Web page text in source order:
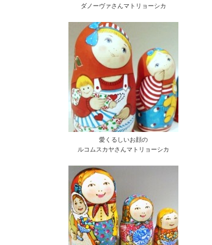
ダノーヴァさんマトリョーシカ
愛くるしいお顔の
ルコムスカヤさんマトリョーシカ